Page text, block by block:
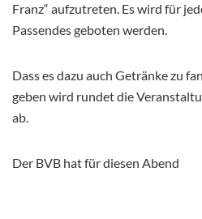
Franz“ aufzutreten. Es wird für
Passendes geboten werden.
Dass es dazu auch Getränke zu
geben wird rundet die
ab.
Der BVB hat für diesen Abend